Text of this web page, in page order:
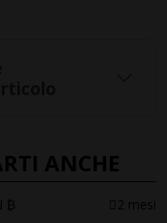
ANCHE
₿ 2 mesi